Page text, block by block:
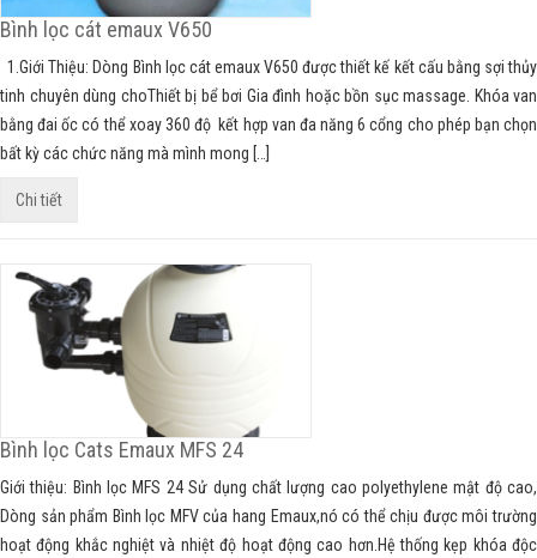
Bình lọc cát emaux V650
1.Giới Thiệu: Dòng Bình lọc cát emaux V650 được thiết kế kết cấu bằng sợi thủy
tinh chuyên dùng choThiết bị bể bơi Gia đình hoặc bồn sục massage. Khóa van
bằng đai ốc có thể xoay 360 độ kết hợp van đa năng 6 cổng cho phép bạn chọn
bất kỳ các chức năng mà mình mong […]
Chi tiết
Bình lọc Cats Emaux MFS 24
Giới thiệu: Bình lọc MFS 24 Sử dụng chất lượng cao polyethylene mật độ cao,
Dòng sản phẩm Bình lọc MFV của hang Emaux,nó có thể chịu được môi trường
hoạt động khắc nghiệt và nhiệt độ hoạt động cao hơn.Hệ thống kẹp khóa độc